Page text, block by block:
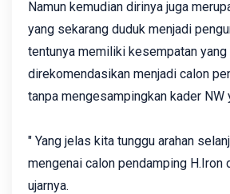
Namun kemudian dirinya juga
yang sekarang duduk menjadi
tentunya memiliki kesempatan yang
direkomendasikan menjadi calon
tanpa mengesampingkan kader NW
" Yang jelas kita tunggu arahan
mengenai calon pendamping H.Iron
ujarnya.